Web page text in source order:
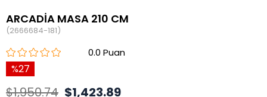
ARCADİA MASA 210 CM
(2666684-181)
0.0
27
$1,950.74 $1,423.89